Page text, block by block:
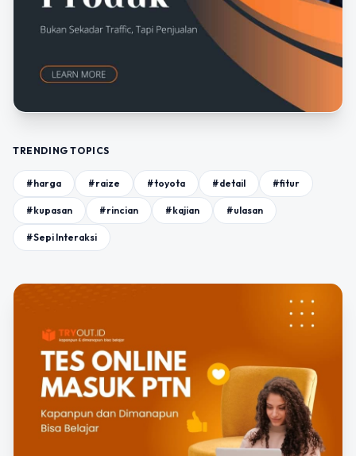
TRENDING TOPICS
#harga #raize #toyota #detail #fitur
#kupasan #rincian #kajian #ulasan
#Sepi Interaksi